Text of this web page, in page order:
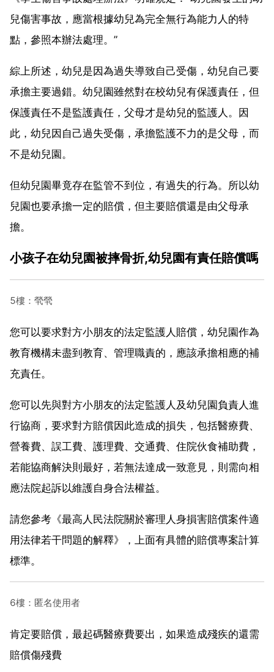
兒傷害事故，應當根據幼兒為完全無行為能力人的特
點，參照本辦法處理。”
綜上所述，幼兒是因為過失導致自己受傷，幼兒自己要
承擔主要過錯。幼兒園雖然對在校幼兒有保護責任，但
保護責任不是監護責任，父母才是幼兒的監護人。因
此，幼兒因自己過失受傷，承擔監護不力的是父母，而
不是幼兒園。
但幼兒園畢竟存在監管不到位，有過失的行為。所以幼
兒園也要承擔一定的賠償，但主要賠償還是由父母承
擔。
小孩子在幼兒園被摔骨折,幼兒園有責任賠償嗎
5樓：煢煢
您可以要求對方小朋友的法定監護人賠償，幼兒園作為
教育機構未盡到教育、管理職責的，應該承擔相應的補
充責任。
您可以先與對方小朋友的法定監護人及幼兒園負責人進
行協商，要求對方賠償因此造成的損失，包括醫療費、
營養費、誤工費、護理費、交通費、住院伙食補助費，
若能協商解決則最好，若無法達成一致意見，則需向相
應法院起訴以維護自身合法權益。
請您參考《最高人民法院關於審理人身損害賠償案件適
用法律若干問題的解釋》，上面有具體的賠償專案計算
標準。
6樓：匿名使用者
肯定要賠償，最起碼醫療費要出，如果造成殘疾的還需
賠償傷殘費